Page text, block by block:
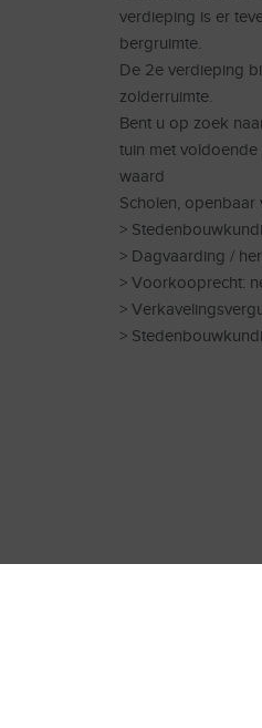
verdieping is er
bergruimte.
De 2e verdieping
zolderruimte.
Bent u op zoek
tuin met
waard
Scholen, openbaar
>
> Dagvaarding /
> Voorkooprecht:
>
>